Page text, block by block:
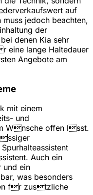
auf
jedoch beachten,
der
denen Kia sehr
eine lange Haltedauer
Angebote am
mit einem
und
Wnsche offen lsst.
Auch ein
und ein
was besonders
fr zustzliche